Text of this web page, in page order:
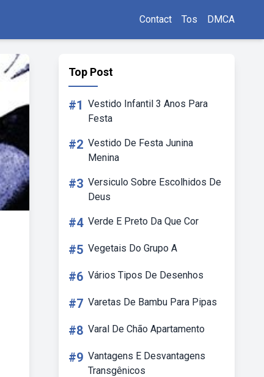
Contact Tos DMCA
Top Post
#1 Vestido Infantil 3 Anos Para
Festa
#2 Vestido De Festa Junina
Menina
#3 Versiculo Sobre Escolhidos De
Deus
#4 Verde E Preto Da Que Cor
#5 Vegetais Do Grupo A
#6 Vários Tipos De Desenhos
#7 Varetas De Bambu Para Pipas
#8 Varal De Chão Apartamento
#9 Vantagens E Desvantagens
Transgênicos